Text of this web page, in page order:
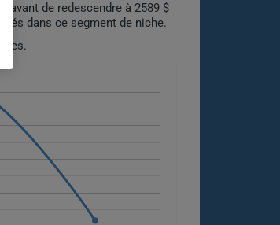
avant de redescendre à 2589 $
dans ce segment de niche.